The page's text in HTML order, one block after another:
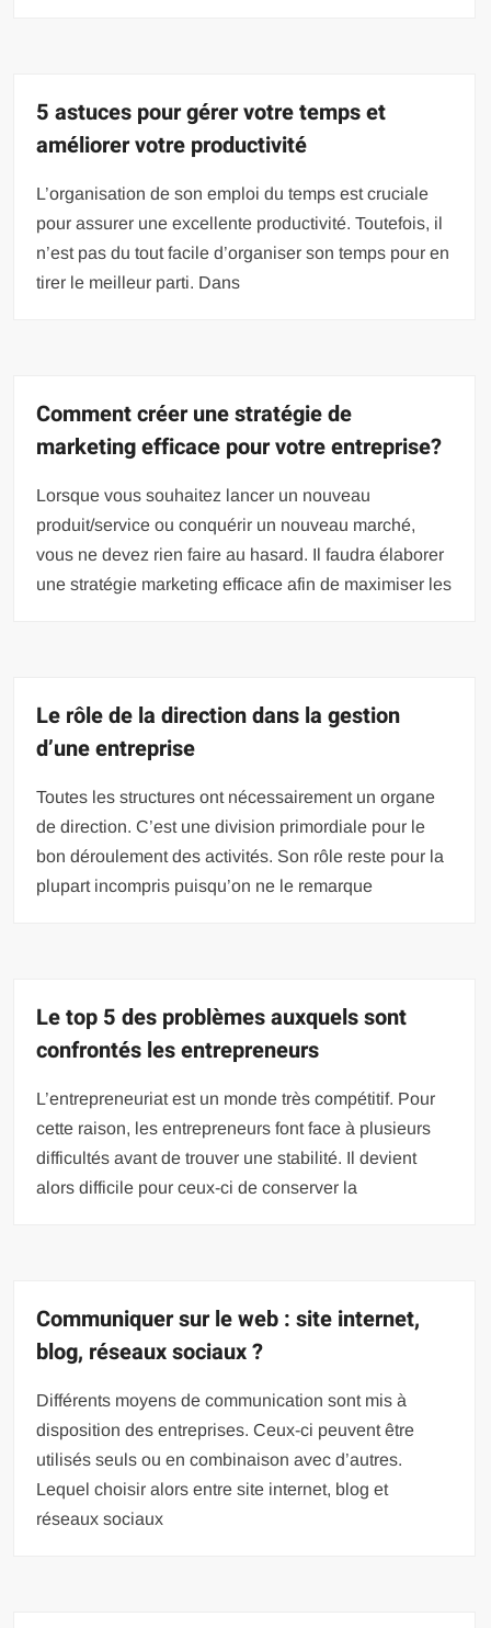
5 astuces pour gérer votre temps et
améliorer votre productivité
L’organisation de son emploi du temps est cruciale
pour assurer une excellente productivité. Toutefois, il
n’est pas du tout facile d’organiser son temps pour en
tirer le meilleur parti. Dans
Comment créer une stratégie de
marketing efficace pour votre entreprise?
Lorsque vous souhaitez lancer un nouveau
produit/service ou conquérir un nouveau marché,
vous ne devez rien faire au hasard. Il faudra élaborer
une stratégie marketing efficace afin de maximiser les
Le rôle de la direction dans la gestion
d’une entreprise
Toutes les structures ont nécessairement un organe
de direction. C’est une division primordiale pour le
bon déroulement des activités. Son rôle reste pour la
plupart incompris puisqu’on ne le remarque
Le top 5 des problèmes auxquels sont
confrontés les entrepreneurs
L’entrepreneuriat est un monde très compétitif. Pour
cette raison, les entrepreneurs font face à plusieurs
difficultés avant de trouver une stabilité. Il devient
alors difficile pour ceux-ci de conserver la
Communiquer sur le web : site internet,
blog, réseaux sociaux ?
Différents moyens de communication sont mis à
disposition des entreprises. Ceux-ci peuvent être
utilisés seuls ou en combinaison avec d’autres.
Lequel choisir alors entre site internet, blog et
réseaux sociaux